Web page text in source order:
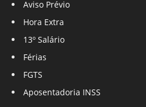
Aviso Prévio
Hora Extra
13º Salário
Férias
FGTS
Aposentadoria INSS